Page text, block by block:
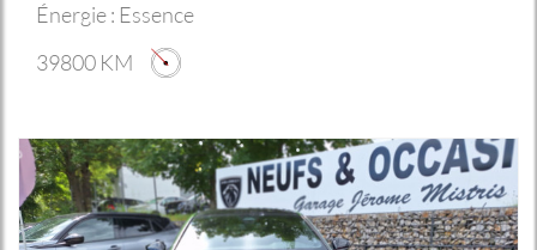
Énergie : Essence
39800 KM